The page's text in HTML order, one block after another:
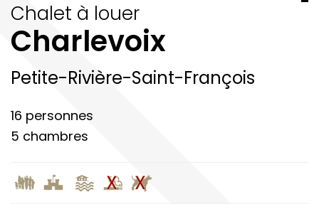
Chalet à louer
Charlevoix
Petite-Rivière-Saint-François
16 personnes
5 chambres